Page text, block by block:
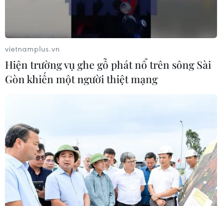
vietnamplus.vn
Hiện trường vụ ghe gỗ phát nổ trên sông Sài
Gòn khiến một người thiệt mạng